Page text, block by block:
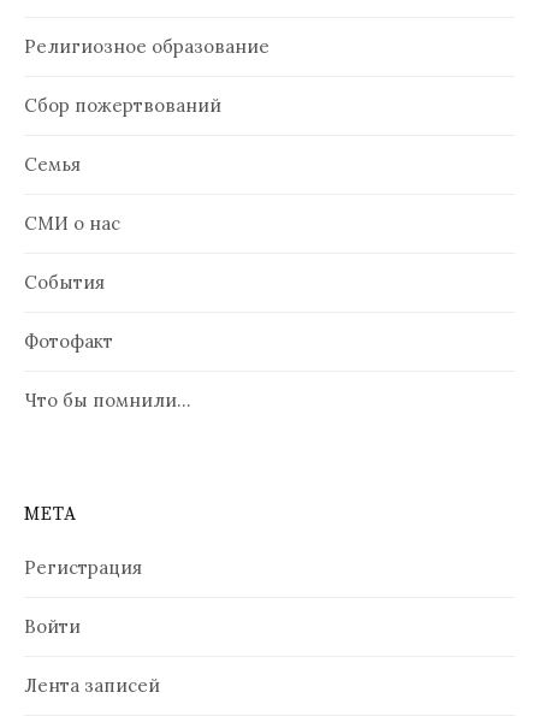
Религиозное образование
Сбор пожертвований
Семья
СМИ о нас
События
Фотофакт
Что бы помнили…
МЕТА
Регистрация
Войти
Лента записей